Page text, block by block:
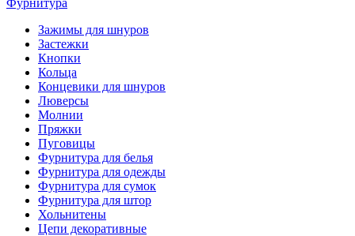
Фурнитура
Зажимы для шнуров
Застежки
Кнопки
Кольца
Концевики для шнуров
Люверсы
Молнии
Пряжки
Пуговицы
Фурнитура для белья
Фурнитура для одежды
Фурнитура для сумок
Фурнитура для штор
Хольнитены
Цепи декоративные